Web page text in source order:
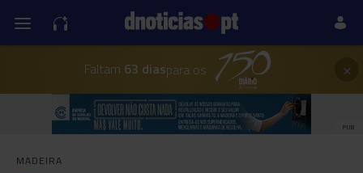
Faltam 63 diaspara os ×
PUB
MADEIRA